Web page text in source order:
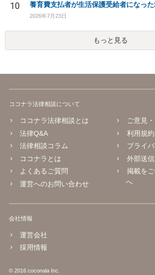
10 養育費支払者が生活保護受給者になっ
2026年7月23日
もっと見る
ココナラ法律相談について
ココナラ法律相談とは
法律Q&A
法律相談コラム
ココナラとは
よくあるご質問
運営へのお問い合わせ
ご意見
利用規約
プライ
外部送
掲載を
へ
会社情報
運営会社
採用情報
© 2016 coconala Inc.